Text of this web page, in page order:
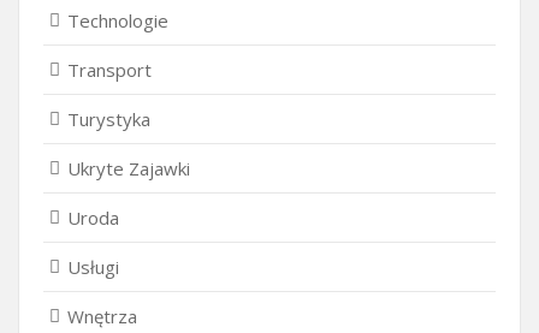
Technologie
Transport
Turystyka
Ukryte Zajawki
Uroda
Usługi
Wnętrza